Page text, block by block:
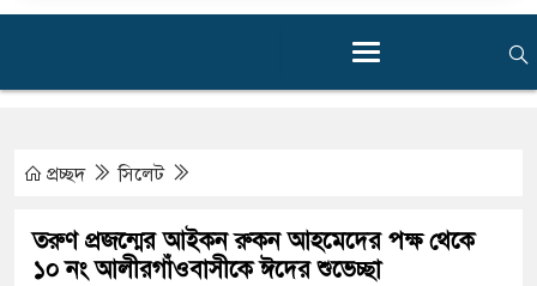
প্রচ্ছদ সিলেট
তরুণ প্রজন্মের আইকন রুকন আহমেদের পক্ষ থেকে
১০ নং আলীরগাঁওবাসীকে ঈদের শুভেচ্ছা